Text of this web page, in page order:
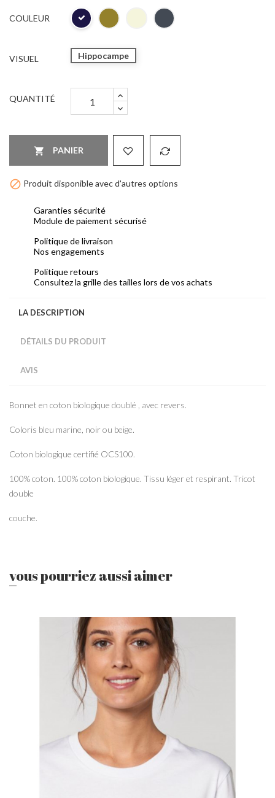
COULEUR
VISUEL Hippocampe
QUANTITÉ
 PANIER
 Produit disponible avec d'autres options
Garanties sécurité
Module de paiement sécurisé
Politique de livraison
Nos engagements
Politique retours
Consultez la grille des tailles lors de vos achats
LA DESCRIPTION
DÉTAILS DU PRODUIT
AVIS
Bonnet en coton biologique doublé , avec revers.
Coloris bleu marine, noir ou beige.
Coton biologique certifié OCS100.
100% coton. 100% coton biologique. Tissu léger et respirant. Tricot
double
couche.
vous pourriez aussi aimer